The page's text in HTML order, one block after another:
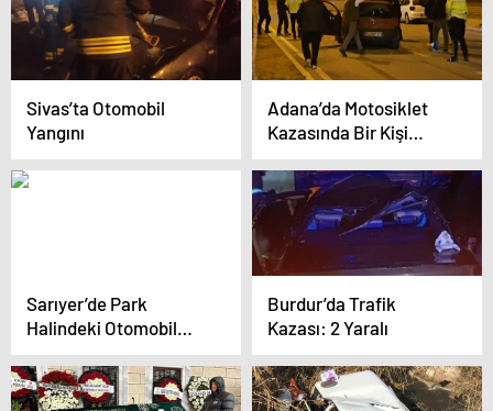
Sivas’ta Otomobil
Yangını
Adana’da Motosiklet
Kazasında Bir Kişi
Hayatını Kaybetti
Sarıyer’de Park
Halindeki Otomobil
Alev Alev Yandı
Burdur’da Trafik
Kazası: 2 Yaralı